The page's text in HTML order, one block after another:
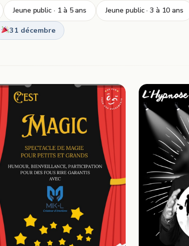
Jeune public · 1 à 5 ans Jeune public · 3 à 10 ans
31 décembre